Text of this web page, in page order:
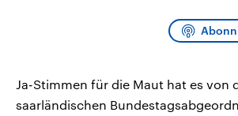
Ja-Stimmen für die Maut hat es von
saarländischen